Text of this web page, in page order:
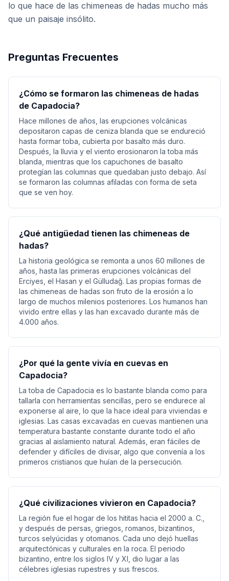
lo que hace de las chimeneas de hadas mucho más
que un paisaje insólito.
Preguntas Frecuentes
¿Cómo se formaron las chimeneas de hadas
de Capadocia?
Hace millones de años, las erupciones volcánicas
depositaron capas de ceniza blanda que se endureció
hasta formar toba, cubierta por basalto más duro.
Después, la lluvia y el viento erosionaron la toba más
blanda, mientras que los capuchones de basalto
protegían las columnas que quedaban justo debajo. Así
se formaron las columnas afiladas con forma de seta
que se ven hoy.
¿Qué antigüedad tienen las chimeneas de
hadas?
La historia geológica se remonta a unos 60 millones de
años, hasta las primeras erupciones volcánicas del
Erciyes, el Hasan y el Gülludağ. Las propias formas de
las chimeneas de hadas son fruto de la erosión a lo
largo de muchos milenios posteriores. Los humanos han
vivido entre ellas y las han excavado durante más de
4.000 años.
¿Por qué la gente vivía en cuevas en
Capadocia?
La toba de Capadocia es lo bastante blanda como para
tallarla con herramientas sencillas, pero se endurece al
exponerse al aire, lo que la hace ideal para viviendas e
iglesias. Las casas excavadas en cuevas mantienen una
temperatura bastante constante durante todo el año
gracias al aislamiento natural. Además, eran fáciles de
defender y difíciles de divisar, algo que convenía a los
primeros cristianos que huían de la persecución.
¿Qué civilizaciones vivieron en Capadocia?
La región fue el hogar de los hititas hacia el 2000 a. C.,
y después de persas, griegos, romanos, bizantinos,
turcos selyúcidas y otomanos. Cada uno dejó huellas
arquitectónicas y culturales en la roca. El periodo
bizantino, entre los siglos IV y XI, dio lugar a las
célebres iglesias rupestres y sus frescos.